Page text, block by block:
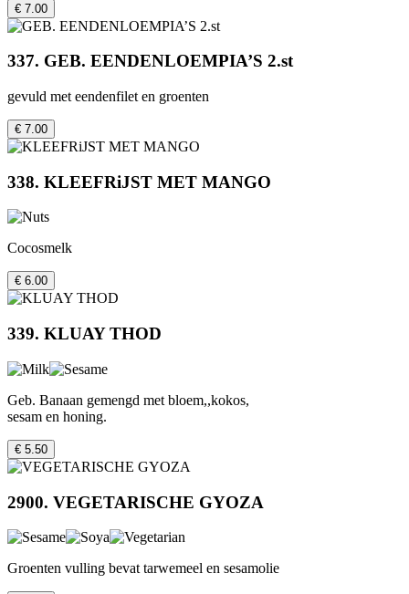
€ 7.00
337. GEB. EENDENLOEMPIA’S 2.st
gevuld met eendenfilet en groenten
€ 7.00
338. KLEEFRiJST MET MANGO
Cocosmelk
€ 6.00
339. KLUAY THOD
Geb. Banaan gemengd met bloem,,kokos,
sesam en honing.
€ 5.50
2900. VEGETARISCHE GYOZA
Groenten vulling bevat tarwemeel en sesamolie